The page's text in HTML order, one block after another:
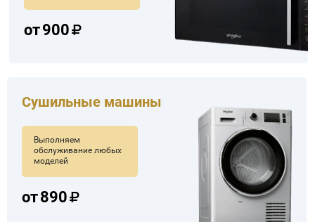
от900
Сушильные машины
Выполняем
обслуживание любых
моделей
от890